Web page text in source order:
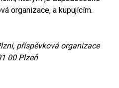
organizace, a kupujícím.
příspěvková organizace
00 Plzeň